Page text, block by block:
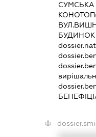
СУМСЬКА
БУДИНОК